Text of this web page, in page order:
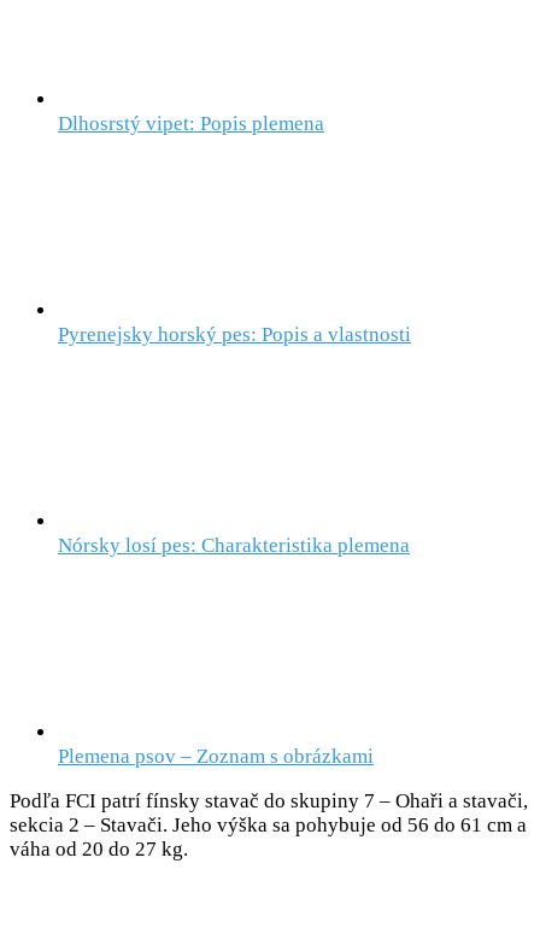
Dlhosrstý vipet: Popis plemena
Pyrenejsky horský pes: Popis a vlastnosti
Nórsky losí pes: Charakteristika plemena
Plemena psov – Zoznam s obrázkami
Podľa FCI patrí fínsky stavač do skupiny 7 – Ohaři a stavači,
sekcia 2 – Stavači. Jeho výška sa pohybuje od 56 do 61 cm a
váha od 20 do 27 kg.